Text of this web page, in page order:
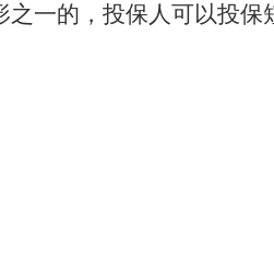
一的，投保人可以投保